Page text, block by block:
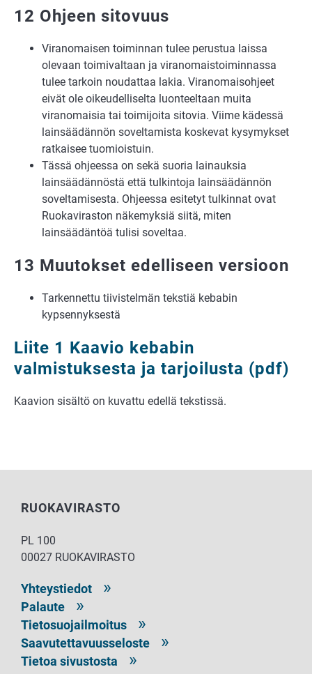
12 Ohjeen sitovuus
Viranomaisen toiminnan tulee perustua laissa
olevaan toimivaltaan ja viranomaistoiminnassa
tulee tarkoin noudattaa lakia. Viranomaisohjeet
eivät ole oikeudelliselta luonteeltaan muita
viranomaisia tai toimijoita sitovia. Viime kädessä
lainsäädännön soveltamista koskevat kysymykset
ratkaisee tuomioistuin.
Tässä ohjeessa on sekä suoria lainauksia
lainsäädännöstä että tulkintoja lainsäädännön
soveltamisesta. Ohjeessa esitetyt tulkinnat ovat
Ruokaviraston näkemyksiä siitä, miten
lainsäädäntöä tulisi soveltaa.
13 Muutokset edelliseen versioon
Tarkennettu tiivistelmän tekstiä kebabin
kypsennyksestä
Liite 1 Kaavio kebabin
valmistuksesta ja tarjoilusta (pdf)
Kaavion sisältö on kuvattu edellä tekstissä.
RUOKAVIRASTO
PL 100
00027 RUOKAVIRASTO
Yhteystiedot
Palaute
Tietosuojailmoitus
Saavutettavuusseloste
Tietoa sivustosta